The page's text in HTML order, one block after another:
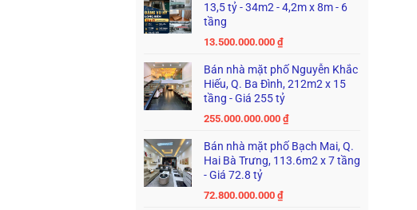
13,5 tỷ - 34m2 - 4,2m x 8m - 6
tầng
13.500.000.000₫
Bán nhà mặt phố Nguyễn Khắc
Hiếu, Q. Ba Đình, 212m2 x 15
tầng - Giá 255 tỷ
255.000.000.000₫
Bán nhà mặt phố Bạch Mai, Q.
Hai Bà Trưng, 113.6m2 x 7 tầng
- Giá 72.8 tỷ
72.800.000.000₫